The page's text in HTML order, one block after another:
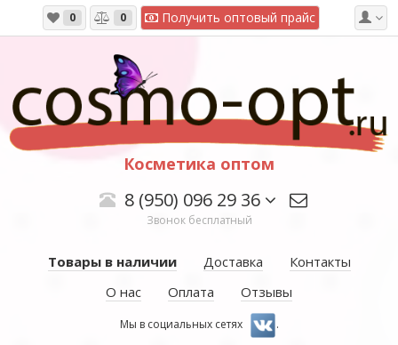
0 0 Получить оптовый прайс
Косметика оптом
8 (950) 096 29 36
Звонок бесплатный
Товары в наличии Доставка
Контакты
О нас
Оплата Отзывы
Мы в социальных сетях .